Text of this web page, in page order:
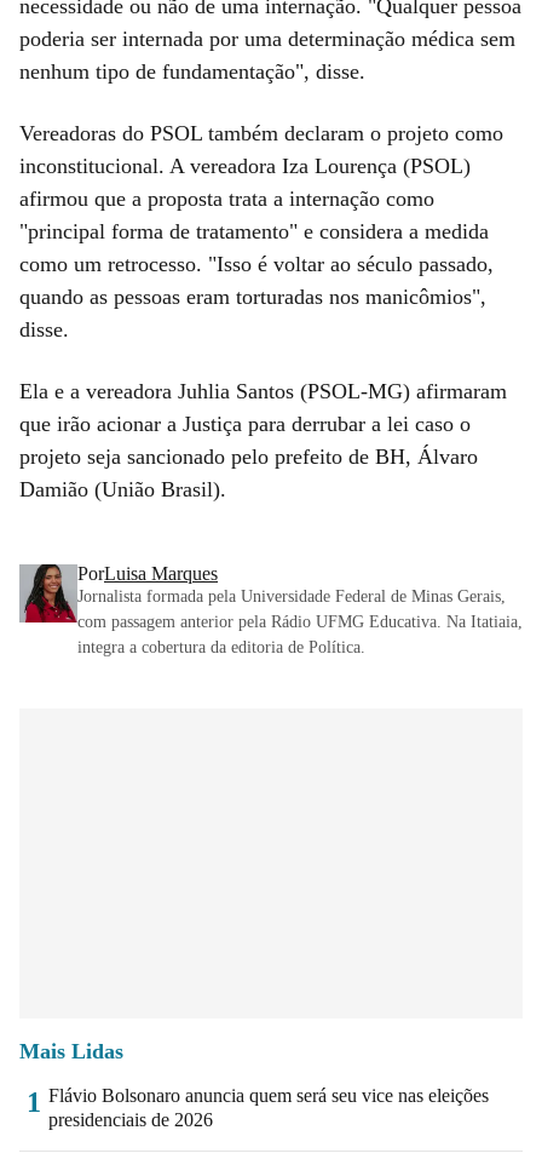
necessidade ou não de uma internação. "Qualquer pessoa
poderia ser internada por uma determinação médica sem
nenhum tipo de fundamentação", disse.
Vereadoras do PSOL também declaram o projeto como
inconstitucional. A vereadora Iza Lourença (PSOL)
afirmou que a proposta trata a internação como
"principal forma de tratamento" e considera a medida
como um retrocesso. "Isso é voltar ao século passado,
quando as pessoas eram torturadas nos manicômios",
disse.
Ela e a vereadora Juhlia Santos (PSOL-MG) afirmaram
que irão acionar a Justiça para derrubar a lei caso o
projeto seja sancionado pelo prefeito de BH, Álvaro
Damião (União Brasil).
PorLuisa Marques
Jornalista formada pela Universidade Federal de Minas Gerais,
com passagem anterior pela Rádio UFMG Educativa. Na Itatiaia,
integra a cobertura da editoria de Política.
Mais Lidas
1 Flávio Bolsonaro anuncia quem será seu vice nas eleições
presidenciais de 2026